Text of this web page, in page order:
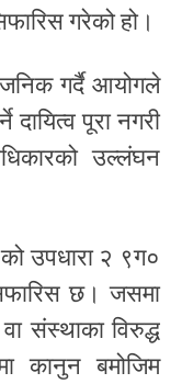
गरेको हो।
गर्दै आयोगले
दायित्व पूरा नगरी
उल्लंघन
उपधारा २ ९ग०
छ। जसमा
संस्थाका विरुद्ध
कानुन बमोजिम